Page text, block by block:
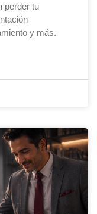
perder tu
y más.